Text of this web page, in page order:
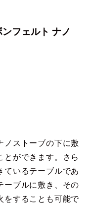
フェルト ナノ
ノストーブの下に敷
とができます。さら
ているテーブルであ
ーブルに敷き、その
をすることも可能で